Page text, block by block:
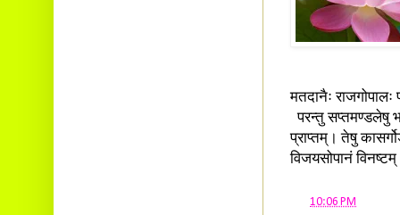
मतदानैः
परन्तु सप्तमण्डलेषु
प्राप्तम्। तेषु
विजयसोपानं
10:06 PM